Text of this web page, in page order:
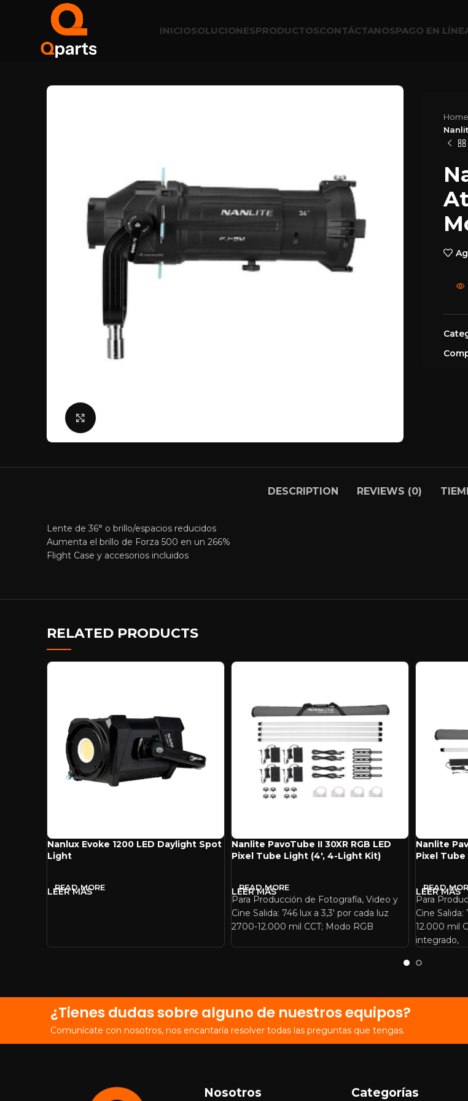
INICIOSOLUCIONESPRODUCTOSCONTÁCTANOSPAGO EN
Home
DESCRIPTION REVIEWS (0)
Lente de 36° o brillo/espacios reducidos
Aumenta el brillo de Forza 500 en un 266%
Flight Case y accesorios incluidos
RELATED PRODUCTS
Nanlux Evoke 1200 LED Daylight Spot
Light
READ MORE
Nanlite PavoTube II 30XR RGB LED
Pixel Tube Light (4′, 4-Light Kit)
READ MORE
Para Producción de Fotografía, Video y
Cine Salida: 746 lux a 3,3′ por cada luz
2700-12.000 mil CCT; Modo RGB
Nanlite
Pixel Tube
READ
Para
Cine Salida:
12.000 mil
integrado,
¿Tienes dudas sobre alguno de nuestros equipos?
Comunícate con nosotros, nos encantaría resolver todas las preguntas que tengas.
Nosotros Categorías